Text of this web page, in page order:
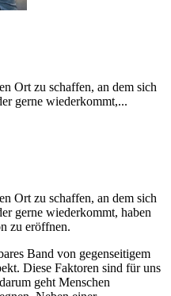
Ort zu schaffen, an dem sich
gerne wiederkommt,...
Ort zu schaffen, an dem sich
gerne wiederkommt, haben
zu eröffnen.
Band von gegenseitigem
Diese Faktoren sind für uns
geht Menschen